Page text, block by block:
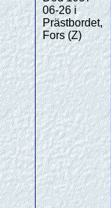
06-26 i
Prästbordet,
Fors (Z)